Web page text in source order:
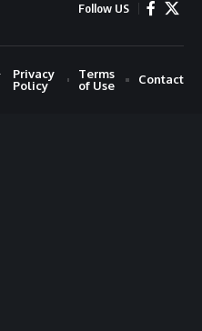
Follow US
Privacy
Policy
Terms
of Use
Contact